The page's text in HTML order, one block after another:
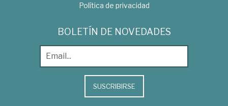
Política de privacidad
BOLETÍN DE NOVEDADES
SUSCRIBIRSE